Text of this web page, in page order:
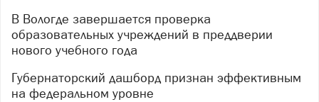
В Вологде завершается проверка
образовательных учреждений в преддверии
нового учебного года
Губернаторский дашборд признан эффективным
на федеральном уровне